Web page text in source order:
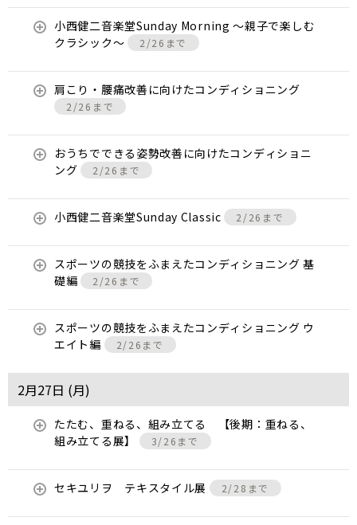
小西健二音楽堂Sunday Morning 〜親子で楽しむ
クラシック〜
2/26まで
肩こり・腰痛改善に向けたコンディショニング
2/26まで
おうちでできる姿勢改善に向けたコンディショニ
ング
2/26まで
小西健二音楽堂Sunday Classic 2/26まで
スポーツの競技をふまえたコンディショニング 基
礎編
2/26まで
スポーツの競技をふまえたコンディショニング ウ
エイト編
2/26まで
2月27日 (月)
たたむ、重ねる、組み立てる 【後期：重ねる、
組み立てる展】
3/26まで
セキユリヲ テキスタイル展 2/28まで